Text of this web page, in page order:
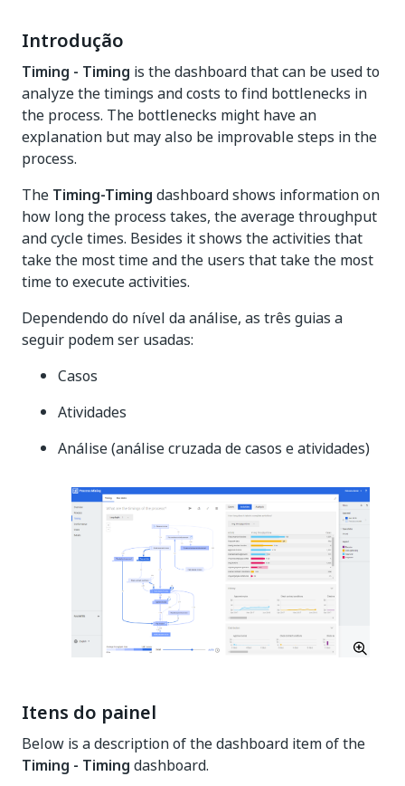
Introdução
Timing - Timing is the dashboard that can be used to
analyze the timings and costs to find bottlenecks in
the process. The bottlenecks might have an
explanation but may also be improvable steps in the
process.
The Timing-Timing dashboard shows information on
how long the process takes, the average throughput
and cycle times. Besides it shows the activities that
take the most time and the users that take the most
time to execute activities.
Dependendo do nível da análise, as três guias a
seguir podem ser usadas:
Casos
Atividades
Análise (análise cruzada de casos e atividades)
Itens do painel
Below is a description of the dashboard item of the
Timing - Timing dashboard.